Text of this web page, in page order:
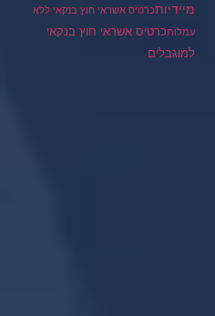
מיידיותכרטיס אשראי חוץ בנקאי ללא
עמלותכרטיס אשראי חוץ בנקאי
למוגבלים